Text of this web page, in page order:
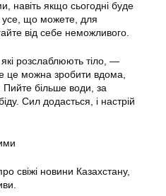
навіть якщо сьогодні буде
усе, що можете, для
від себе неможливого.
розслаблюють тіло, —
це можна зробити вдома,
Пийте більше води, за
Сил додасться, і настрій
свіжі новини Казахстану,